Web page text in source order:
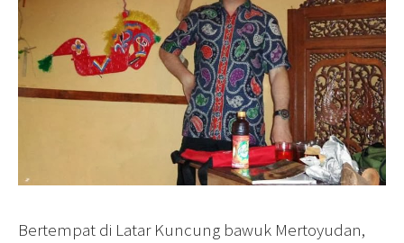
Bertempat di Latar Kuncung bawuk Mertoyudan,